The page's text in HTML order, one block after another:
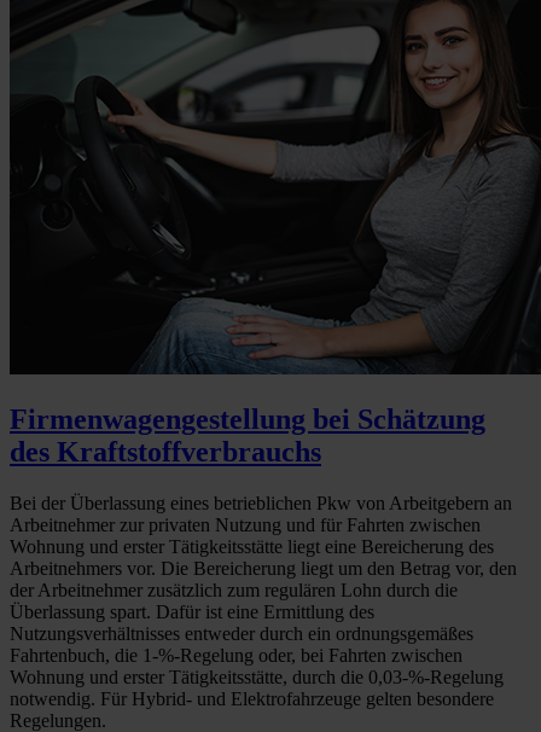
Firmenwagengestellung bei Schätzung
des Kraftstoffverbrauchs
Bei der Überlassung eines betrieblichen Pkw von Arbeitgebern an
Arbeitnehmer zur privaten Nutzung und für Fahrten zwischen
Wohnung und erster Tätigkeitsstätte liegt eine Bereicherung des
Arbeitnehmers vor. Die Bereicherung liegt um den Betrag vor, den
der Arbeitnehmer zusätzlich zum regulären Lohn durch die
Überlassung spart. Dafür ist eine Ermittlung des
Nutzungsverhältnisses entweder durch ein ordnungsgemäßes
Fahrtenbuch, die 1-%-Regelung oder, bei Fahrten zwischen
Wohnung und erster Tätigkeitsstätte, durch die 0,03-%-Regelung
notwendig. Für Hybrid- und Elektrofahrzeuge gelten besondere
Regelungen.